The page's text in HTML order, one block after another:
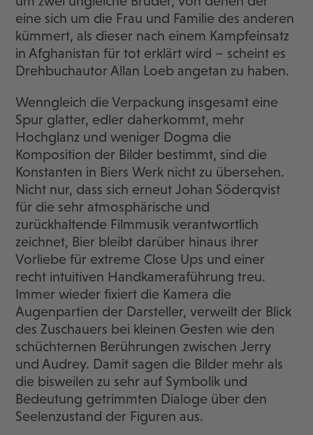
eine sich um die Frau und Familie des anderen
kümmert, als dieser nach einem Kampfeinsatz
in Afghanistan für tot erklärt wird – scheint es
Drehbuchautor Allan Loeb angetan zu haben.
Wenngleich die Verpackung insgesamt eine
Spur glatter, edler daherkommt, mehr
Hochglanz und weniger Dogma die
Komposition der Bilder bestimmt, sind die
Konstanten in Biers Werk nicht zu übersehen.
Nicht nur, dass sich erneut Johan Söderqvist
für die sehr atmosphärische und
zurückhaltende Filmmusik verantwortlich
zeichnet, Bier bleibt darüber hinaus ihrer
Vorliebe für extreme Close Ups und einer
recht intuitiven Handkameraführung treu.
Immer wieder fixiert die Kamera die
Augenpartien der Darsteller, verweilt der Blick
des Zuschauers bei kleinen Gesten wie den
schüchternen Berührungen zwischen Jerry
und Audrey. Damit sagen die Bilder mehr als
die bisweilen zu sehr auf Symbolik und
Bedeutung getrimmten Dialoge über den
Seelenzustand der Figuren aus.